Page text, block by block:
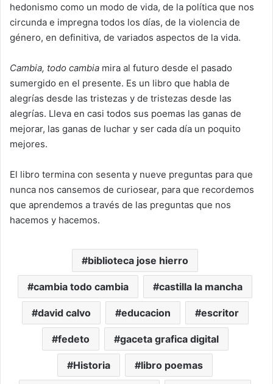
hedonismo como un modo de vida, de la política que nos
circunda e impregna todos los días, de la violencia de
género, en definitiva, de variados aspectos de la vida.
Cambia, todo cambia mira al futuro desde el pasado
sumergido en el presente. Es un libro que habla de
alegrías desde las tristezas y de tristezas desde las
alegrías. Lleva en casi todos sus poemas las ganas de
mejorar, las ganas de luchar y ser cada día un poquito
mejores.
El libro termina con sesenta y nueve preguntas para que
nunca nos cansemos de curiosear, para que recordemos
que aprendemos a través de las preguntas que nos
hacemos y hacemos.
biblioteca jose hierro
cambia todo cambia castilla la mancha
david calvo educacion escritor
fedeto gaceta grafica digital
Historia libro poemas